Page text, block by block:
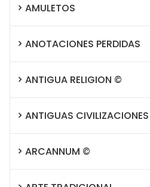
AMULETOS
ANOTACIONES PERDIDAS
ANTIGUA RELIGION ©
ANTIGUAS CIVILIZACIONES
ARCANNUM ©